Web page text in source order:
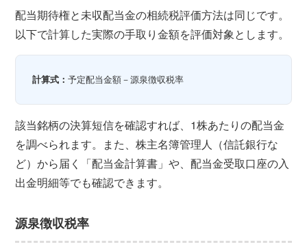
配当期待権と未収配当金の相続税評価方法は同じです。
以下で計算した実際の手取り金額を評価対象とします。
計算式：予定配当金額－源泉徴収税率
該当銘柄の決算短信を確認すれば、1株あたりの配当金
を調べられます。また、株主名簿管理人（信託銀行な
ど）から届く「配当金計算書」や、配当金受取口座の入
出金明細等でも確認できます。
源泉徴収税率